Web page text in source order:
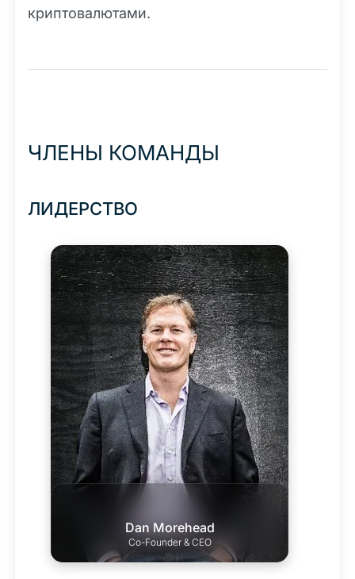
криптовалютами.
ЧЛЕНЫ КОМАНДЫ
ЛИДЕРСТВО
Dan Morehead
Co-Founder & CEO